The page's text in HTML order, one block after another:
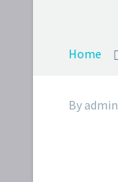
Home
By admin